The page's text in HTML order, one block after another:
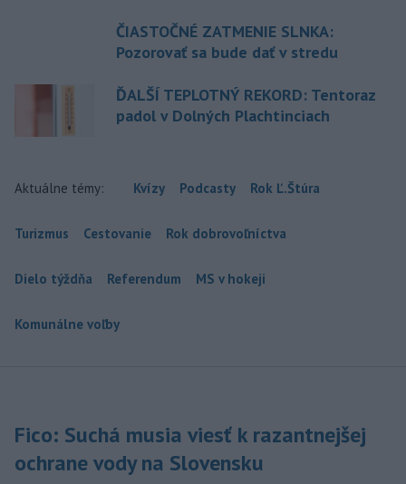
ČIASTOČNÉ ZATMENIE SLNKA:
Pozorovať sa bude dať v stredu
ĎALŠÍ TEPLOTNÝ REKORD: Tentoraz
padol v Dolných Plachtinciach
Aktuálne témy: Kvízy Podcasty Rok Ľ.Štúra
Turizmus Cestovanie Rok dobrovoľníctva
Dielo týždňa Referendum MS v hokeji
Komunálne voľby
Fico: Suchá musia viesť k razantnejšej
ochrane vody na Slovensku